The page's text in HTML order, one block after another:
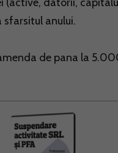
anului.
de pana la